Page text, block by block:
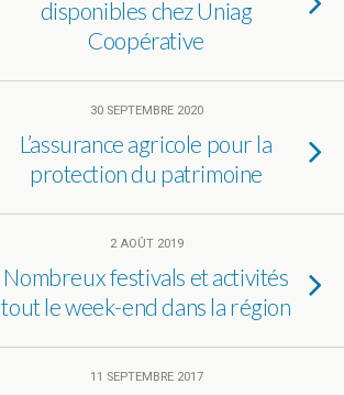
disponibles chez Uniag
Coopérative
30 SEPTEMBRE 2020
L’assurance agricole pour la
protection du patrimoine
2 AOÛT 2019
Nombreux festivals et activités
tout le week-end dans la région
11 SEPTEMBRE 2017